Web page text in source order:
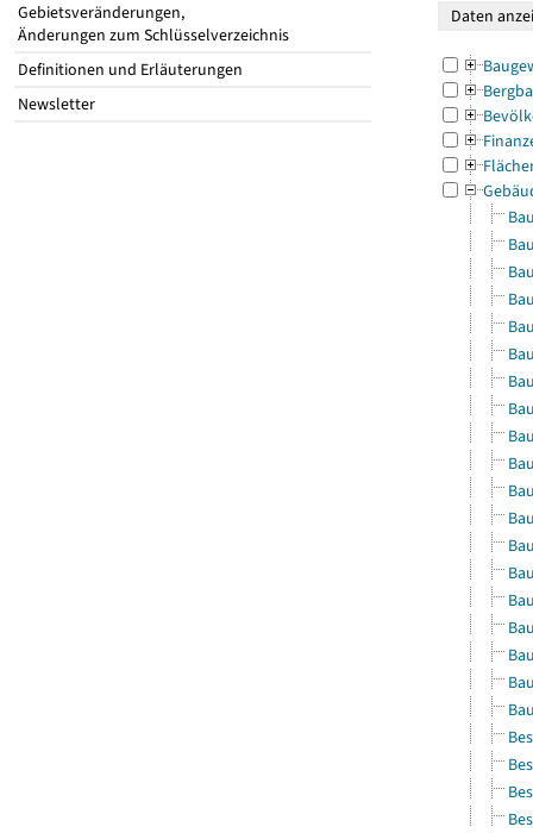
Gebietsveränderungen,
Änderungen zum Schlüsselverzeichnis
Definitionen und Erläuterungen
Newsletter